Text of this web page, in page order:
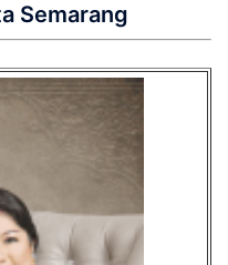
Semarang